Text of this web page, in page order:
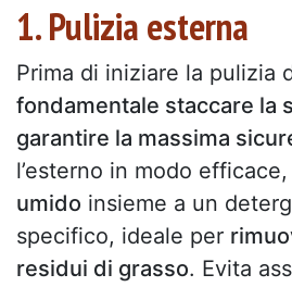
1. Pulizia esterna
Prima di iniziare la pulizia
fondamentale staccare la
garantire la massima
l’esterno in modo
umido insieme a un
specifico, ideale per
residui di grasso. Evita